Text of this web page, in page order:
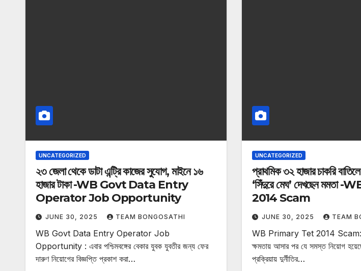
UNCATEGORIZED
২৩ জেলা থেকে ডাটা এন্ট্রি কাজের সুযোগ, মাইনে ১৬
হাজার টাকা -WB Govt Data Entry
Operator Job Opportunity
JUNE 30, 2025 TEAM BONGOSATHI
WB Govt Data Entry Operator Job
Opportunity : এবার পশ্চিমবঙ্গের বেকার যুবক যুবতীর জন্য ফের
দারুণ নিয়োগের বিজ্ঞপ্তি প্রকাশ করা…
UNCATEGORIZED
প্রাথমিক ৩২ হাজার চাকরি
‘সিঁদুরে মেঘ’ দেখছেন
2014 Scam
JUNE 30, 2025 TEAM
WB Primary Tet 2014 Scam:
ক্ষমতায় আসার পর যে সমস্ত নিয়োগ
প্রক্রিয়ায় দুর্নীতির…